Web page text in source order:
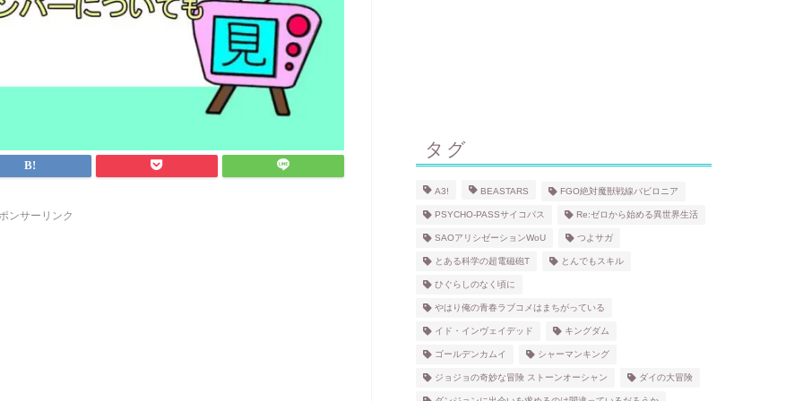
ンサーリンク
タグ
A3! BEASTARS FGO絶対魔獣戦線バビロニア
PSYCHO-PASSサイコパス Re:ゼロから始める異世界生活
SAOアリシゼーションWoU つよサガ
とある科学の超電磁砲T とんでもスキル
ひぐらしのなく頃に
やはり俺の青春ラブコメはまちがっている
イド・インヴェイデッド キングダム
ゴールデンカムイ シャーマンキング
ジョジョの奇妙な冒険 ストーンオーシャン ダイの大冒険